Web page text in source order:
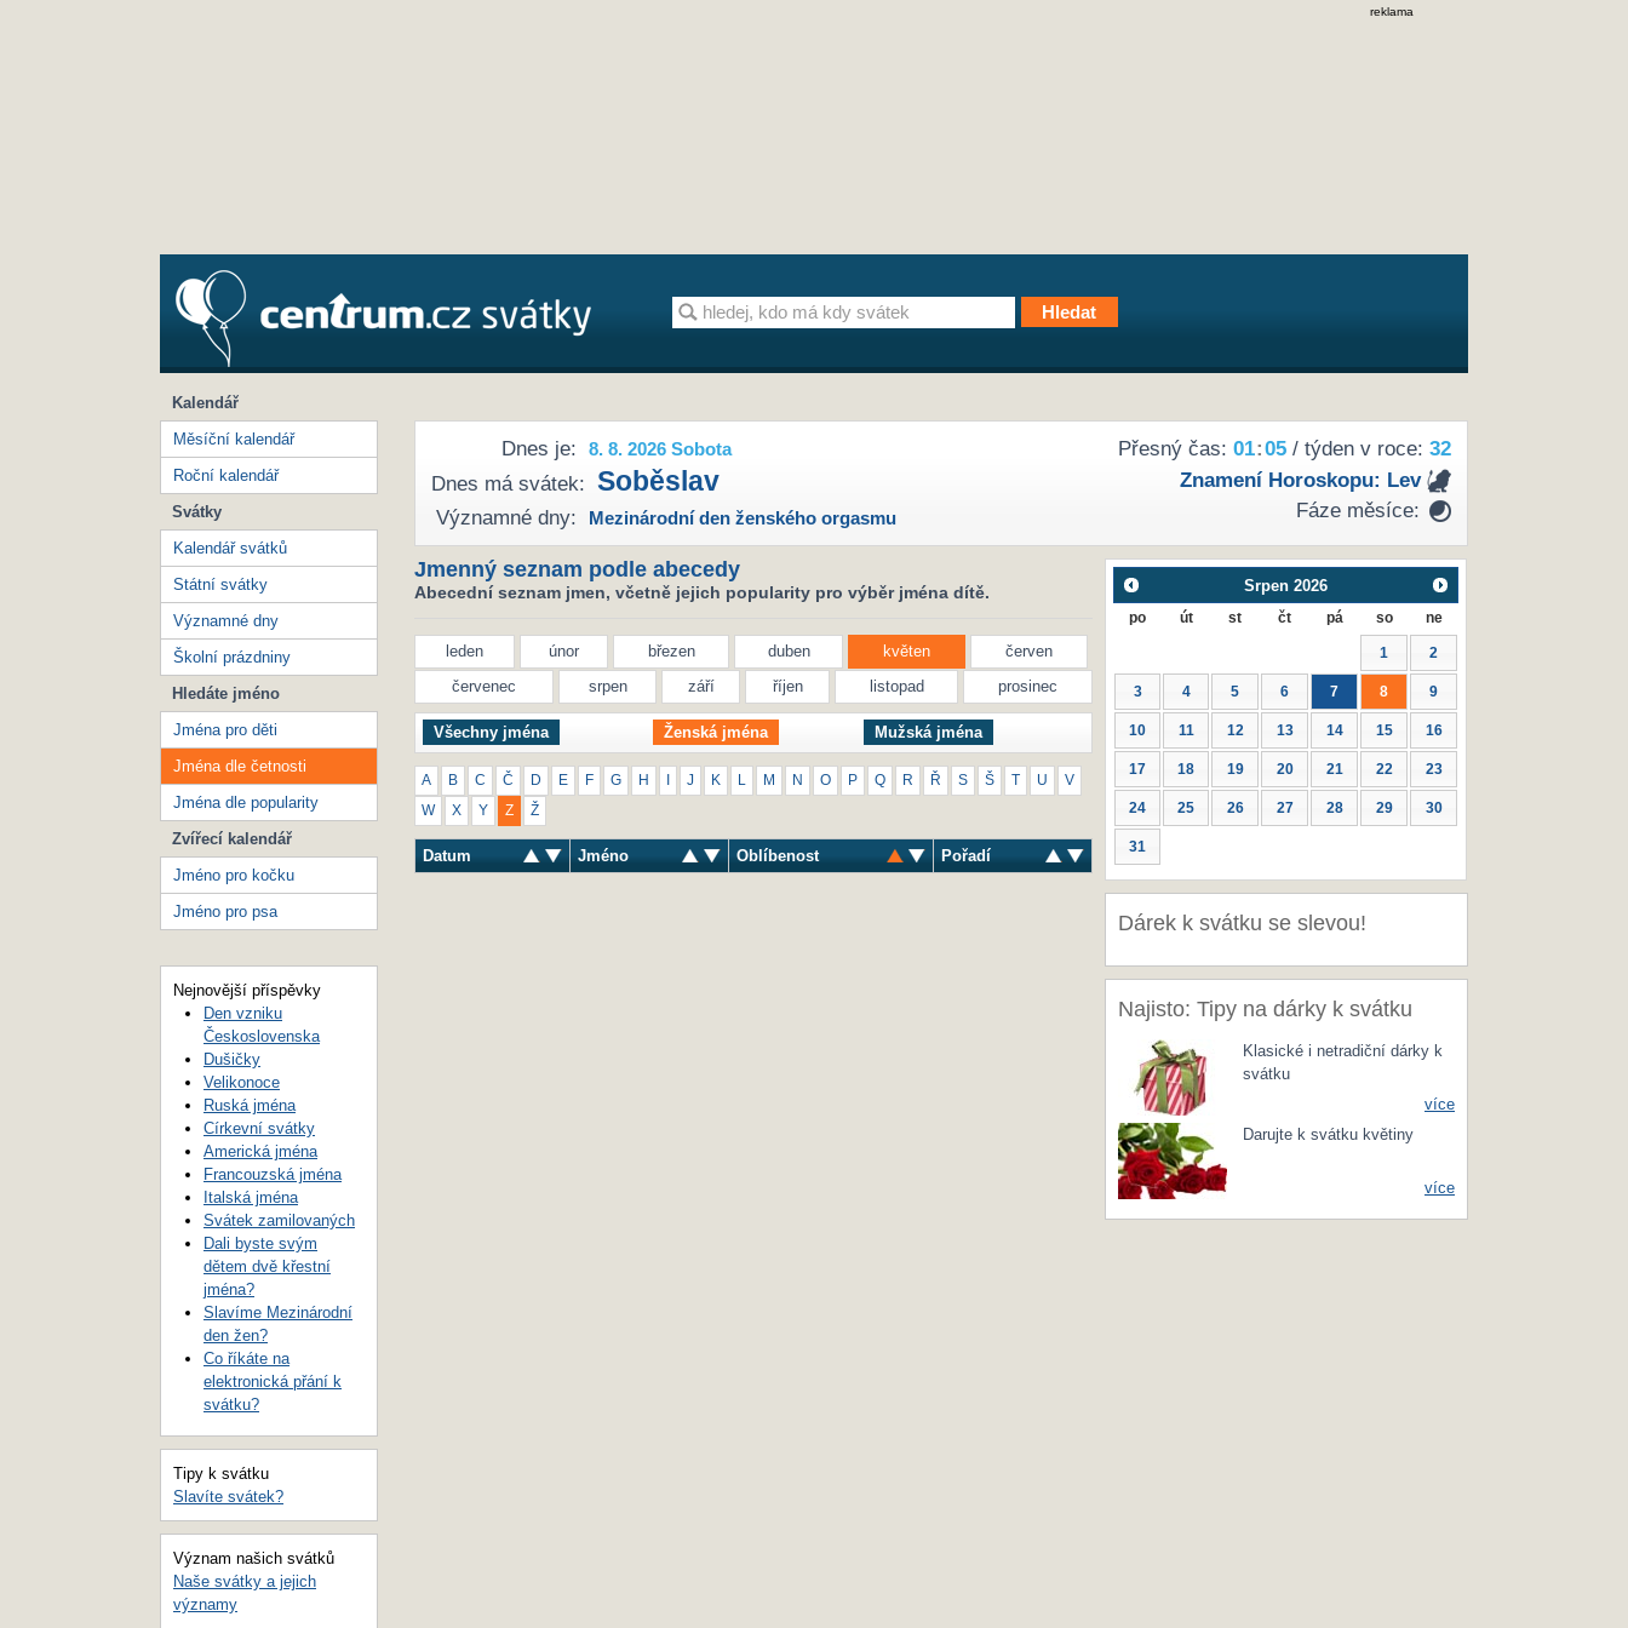
reklama
Přesný čas: 01 05/ týden v roce: 32
Znamení Horoskopu: Lev
Fáze měsíce:
Dnes je: 8. 8. 2026 Sobota
Dnes má svátek: Soběslav
Významné dny: Mezinárodní den ženského orgasmu
Jmenný seznam podle abecedy
Abecední seznam jmen, včetně jejich popularity pro výběr jména dítě.
leden únor březen duben květen
červen
červenec
srpen září říjen listopad prosinec
Všechny jména Ženská jména Mužská jména
A B C Č D E F G H J K M N O P Q R Ř S Š T U V
W X Y Z Ž
Datum Jméno Oblíbenost Pořadí
Srpen 2026
po út st čt pá so ne
1 2
3 4 5 6 7 8 9
10 11 12 13 14 15 16
17 18 19 20 21 22 23
24 25 26 27 28 29 30
31
Dárek k svátku se slevou!
Najisto: Tipy na dárky k svátku
Klasické i netradiční dárky k
svátku
více
Darujte k svátku květiny
více
Kalendář
Měsíční kalendář
Roční kalendář
Svátky
Kalendář svátků
Státní svátky
Významné dny
Školní prázdniny
Hledáte jméno
Jména pro děti
Jména dle četnosti
Jména dle popularity
Zvířecí kalendář
Jméno pro kočku
Jméno pro psa
Nejnovější příspěvky
Den vzniku
Československa
Dušičky
Velikonoce
Ruská jména
Církevní svátky
Americká jména
Francouzská jména
Italská jména
Svátek zamilovaných
Dali byste svým
dětem dvě křestní
jména?
Slavíme Mezinárodní
den žen?
Co říkáte na
elektronická přání k
svátku?
Tipy k svátku
Slavíte svátek?
Význam našich svátků
Naše svátky a jejich
významy